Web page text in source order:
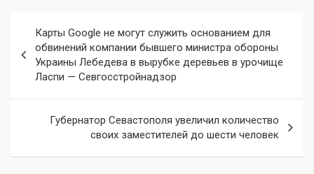
записям
Карты Google не могут служить основанием для
обвинений компании бывшего министра обороны
Украины Лебедева в вырубке деревьев в урочище
Ласпи — Севгосстройнадзор
Губернатор Севастополя увеличил количество
своих заместителей до шести человек